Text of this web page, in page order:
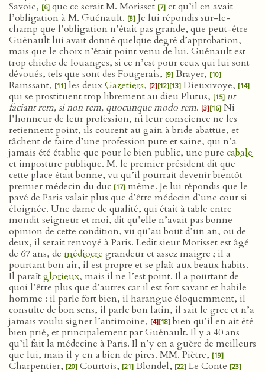
Savoie, [6] que ce serait M. Morisset [7] et qu’il en avait
l’obligation à M. Guénault. [8] Je lui répondis sur-le-
champ que l’obligation n’était pas grande, que peut-être
Guénault lui avait donné quelque degré d’approbation,
mais que le choix n’était point venu de lui. Guénault est
trop chiche de louanges, si ce n’est pour ceux qui lui sont
dévoués, tels que sont des Fougerais, [9] Brayer, [10]
Rainssant, [11] les deuxGazetiers, [2][12][13] Dieuxivoye, [14]
qui se prostituent trop librement au dieu Plutus, [15] ut
faciant rem, si non rem, quocunque modo rem. [3][16] Ni
l’honneur de leur profession, ni leur conscience ne les
retiennent point, ils courent au gain à bride abattue, et
tâchent de faire d’une profession pure et saine, qui n’a
jamais été établie que pour le bien public, une pure cabale
et imposture publique. M. le premier président dit que
cette place était bonne, vu qu’il pourrait devenir bientôt
premier médecin du duc [17] même. Je lui répondis que le
pavé de Paris valait plus que d’être médecin d’une cour si
éloignée. Une dame de qualité, qui était à table entre
mondit seigneur et moi, dit qu’elle n’avait pas bonne
opinion de cette condition, vu qu’au bout d’un an, ou de
deux, il serait renvoyé à Paris. Ledit sieur Morisset est âgé
de 67 ans, de médiocre grandeur et assez maigre ; il a
pourtant bon air, il est propre et se plaît aux beaux habits.
Il paraîtglorieux, mais il ne l’est point. Il a pourtant de
quoi l’être plus que d’autres car il est fort savant et habile
homme : il parle fort bien, il harangue éloquemment, il
consulte de bon sens, il parle bon latin, il sait le grec et n’a
jamais voulu signer l’antimoine, [4][18] bien qu’il en ait été
bien prié, et principalement par Guénault. Il y a 40 ans
qu’il fait la médecine à Paris. Il n’y en a guère de meilleurs
que lui, mais il y en a bien de pires. MM. Piètre, [19]
Charpentier, [20] Courtois, [21] Blondel, [22] Le Conte [23]